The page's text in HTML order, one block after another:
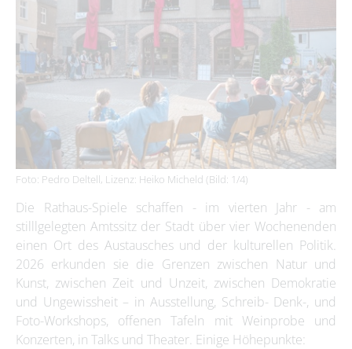
Foto: Pedro Deltell, Lizenz: Heiko Micheld (Bild: 1/4)
Die Rathaus-Spiele schaffen - im vierten Jahr - am
stilllgelegten Amtssitz der Stadt über vier Wochenenden
einen Ort des Austausches und der kulturellen Politik.
2026 erkunden sie die Grenzen zwischen Natur und
Kunst, zwischen Zeit und Unzeit, zwischen Demokratie
und Ungewissheit – in Ausstellung, Schreib- Denk-, und
Foto-Workshops, offenen Tafeln mit Weinprobe und
Konzerten, in Talks und Theater. Einige Höhepunkte: